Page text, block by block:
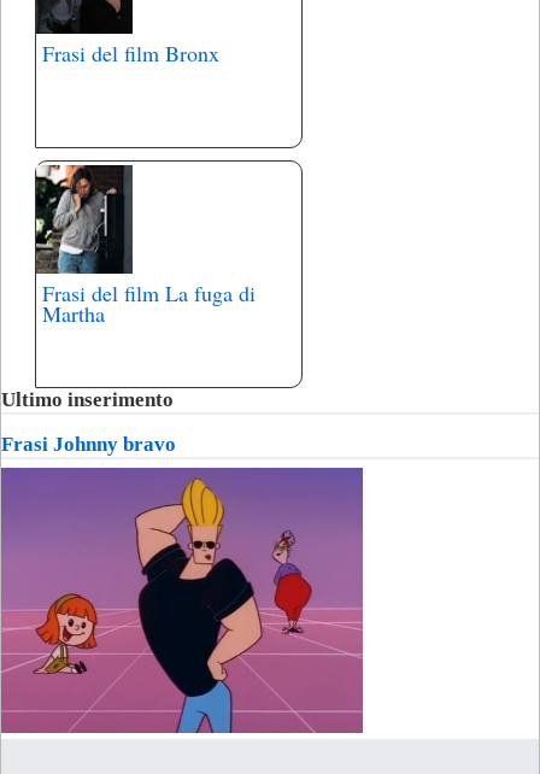
Frasi del film Bronx
Frasi del film La fuga di
Martha
Ultimo inserimento
Frasi Johnny bravo